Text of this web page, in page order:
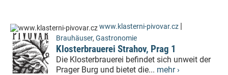
www.klasterni-pivovar.cz |
Brauhäuser, Gastronomie
Klosterbrauerei Strahov, Prag 1
Die Klosterbrauerei befindet sich unweit der
Prager Burg und bietet die... mehr ›